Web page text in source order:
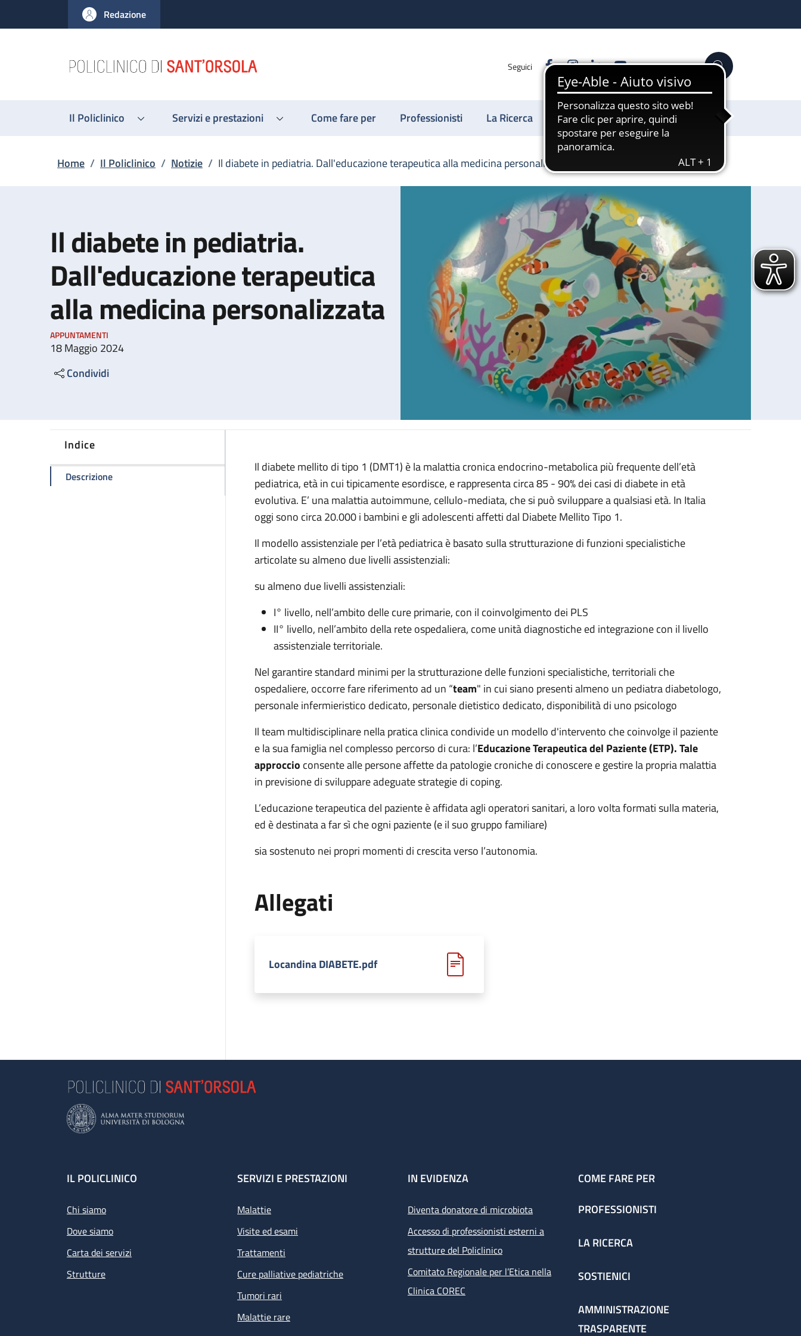
al contenuto principale
to footer content
Redazione
Seguici FacebookInstagram
LinkedinYouTube Cerca
Il Policlinico Servizi e prestazioni Come fare per Professionisti La Ricerca Sostienici
Briciole di pane
Home / Il Policlinico / Notizie / Il diabete in pediatria. Dall'educazione terapeutica alla medicina personalizzata
Il diabete in pediatria.
Dall'educazione terapeutica
alla medicina personalizzata
APPUNTAMENTI
18 Maggio 2024
Condividi
Indice
Descrizionedella pagina Il diabete in pediatria. Dall'educazione terapeutica alla medicina personalizzata
Il diabete mellito di tipo 1 (DMT1) è la malattia cronica endocrino-metabolica più frequente dell’età
pediatrica, età in cui tipicamente esordisce, e rappresenta circa 85 - 90% dei casi di diabete in età
evolutiva. E’ una malattia autoimmune, cellulo-mediata, che si può sviluppare a qualsiasi età. In Italia
oggi sono circa 20.000 i bambini e gli adolescenti affetti dal Diabete Mellito Tipo 1.
Il modello assistenziale per l’età pediatrica è basato sulla strutturazione di funzioni specialistiche
articolate su almeno due livelli assistenziali:
su almeno due livelli assistenziali:
I° livello, nell’ambito delle cure primarie, con il coinvolgimento dei PLS
II° livello, nell’ambito della rete ospedaliera, come unità diagnostiche ed integrazione con il livello
assistenziale territoriale.
Nel garantire standard minimi per la strutturazione delle funzioni specialistiche, territoriali che
ospedaliere, occorre fare riferimento ad un “team" in cui siano presenti almeno un pediatra diabetologo,
personale infermieristico dedicato, personale dietistico dedicato, disponibilità di uno psicologo
Il team multidisciplinare nella pratica clinica condivide un modello d'intervento che coinvolge il paziente
e la sua famiglia nel complesso percorso di cura: l’Educazione Terapeutica del Paziente (ETP). Tale
approccio consente alle persone affette da patologie croniche di conoscere e gestire la propria malattia
in previsione di sviluppare adeguate strategie di coping.
L’educazione terapeutica del paziente è affidata agli operatori sanitari, a loro volta formati sulla materia,
ed è destinata a far sì che ogni paziente (e il suo gruppo familiare)
sia sostenuto nei propri momenti di crescita verso l’autonomia.
Allegati
Locandina DIABETE.pdf
Footer
IL POLICLINICO
Chi siamo
Dove siamo
Carta dei servizi
Strutture
SERVIZI E PRESTAZIONI
Malattie
Visite ed esami
Trattamenti
Cure palliative pediatriche
Tumori rari
Malattie rare
IN EVIDENZA
Diventa donatore di microbiota
Accesso di professionisti esterni a
strutture del Policlinico
Comitato Regionale per l’Etica nella
Clinica COREC
COME FARE PER
PROFESSIONISTI
LA RICERCA
SOSTIENICI
AMMINISTRAZIONE
TRASPARENTE